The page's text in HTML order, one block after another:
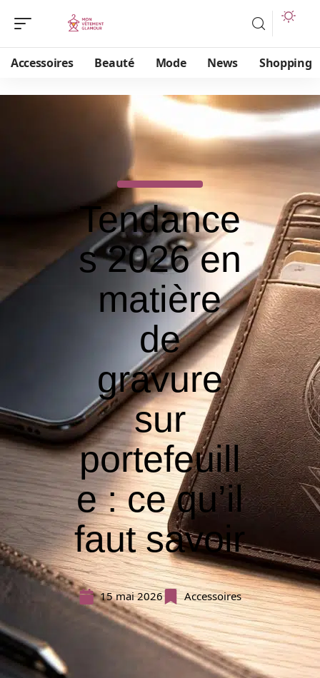
Accessoires Beauté Mode News Shopping
Tendance
s 2026 en
matière
de
gravure
sur
portefeuill
e : ce qu’il
faut savoir
15 mai 2026 Accessoires